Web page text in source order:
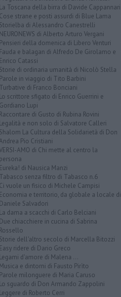
La Toscana della birra di Davide Cappannari
Cose strane e posti assurdi di Blue Lama
Storielba di Alessandro Canestrelli
NEURONEWS di Alberto Arturo Vergani
Pensieri della domenica di Libero Venturi
Fauda e balagan di Alfredo De Girolamo e
Enrico Catassi
Storie di ordinaria umanità di Nicolò Stella
Parole in viaggio di Tito Barbini
Turbative di Franco Bonciani
Lo scrittore sfigato di Enrico Guerrini e
Gordiano Lupi
Raccontare di Gusto di Rubina Rovini
Legalità e non solo di Salvatore Calleri
Shalom La Cultura della Solidarietà di Don
Pio Cristiani
AMO di Chi mette al centro la
persona
Eureka! di Nausica Manzi
Tabasco senza filtro di Tabasco n.6
Ci vuole un fisico di Michele Campisi
Economia e territorio, da globale a locale di
Daniele Salvadori
La dama a scacchi di Carlo Belciani
Due chiacchiere in cucina di Sabrina
Rossello
Storie dell'altro secolo di Marcella Bitozzi
Easy ridere di Dario Greco
Legami d'amore di Malena ...
Musica e dintorni di Fausto Pirìto
Parole milonguere di Maria Caruso
Lo sguardo di Don Armando Zappolini
Leggere di Roberto Cerri